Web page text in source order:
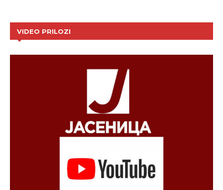
VIDEO PRILOZI